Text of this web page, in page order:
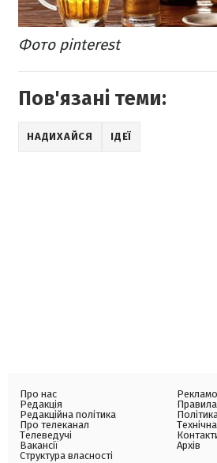
Фото pinterest
Пов'язані теми:
НАДИХАЙСЯ ІДЕЇ
Про нас
Редакція
Редакційна політика
Про телеканал
Телеведучі
Вакансії
Структура власності
Архів